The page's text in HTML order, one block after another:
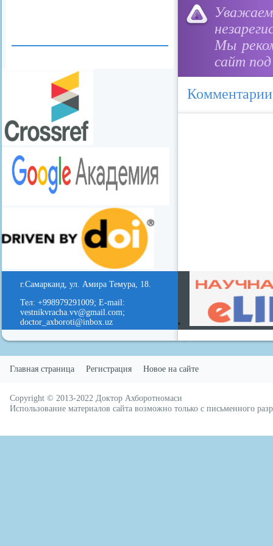
Мы
сайт
г.Самарканд, ул. Амира Темура, 18.
Тел: +998979291009; E-mail:
vestnikvracha.vv@gmail.com;
doctor_axboroti@inbox.uz
Главная страница Регистрация Новое на сайте
Copyright © 2013-2022 Доктор Ахборотномаси
Использование материалов сайта возможно только с письменного